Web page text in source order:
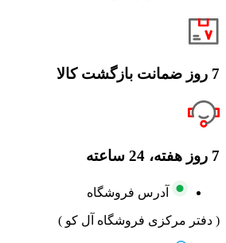
7 روز ضمانت بازگشت کالا
7 روز هفته، 24 ساعته
آدرس فروشگاه
( دفتر مرکزی فروشگاه آل کو )